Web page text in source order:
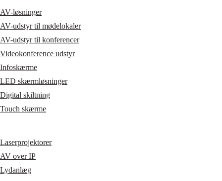
AV-løsninger
AV-udstyr til mødelokaler
AV-udstyr til konferencer
Videokonference udstyr
Infoskærme
LED skærmløsninger
Digital skiltning
Touch skærme
Laserprojektorer
AV over IP
Lydanlæg